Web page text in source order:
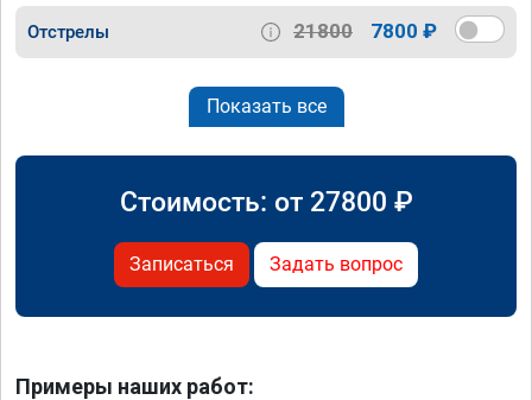
Отстрелы 21800 7800 ₽
Показать все
Стоимость: от 27800 ₽
Записаться Задать вопрос
Примеры наших работ: